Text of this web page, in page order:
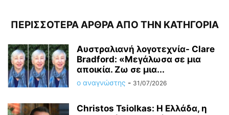
ΠΕΡΙΣΣΟΤΕΡΑ ΑΡΘΡΑ ΑΠΟ ΤΗΝ ΚΑΤΗΓΟΡΙΑ
Αυστραλιανή λογοτεχνία- Clare
Bradford: «Μεγάλωσα σε μια
αποικία. Ζω σε μια...
ο αναγνώστης - 31/07/2026
Christos Tsiolkas: Η Ελλάδα, η